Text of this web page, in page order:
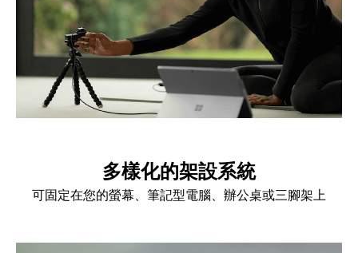
多樣化的架設系統
可固定在您的螢幕、筆記型電腦、辦公桌或三腳架上